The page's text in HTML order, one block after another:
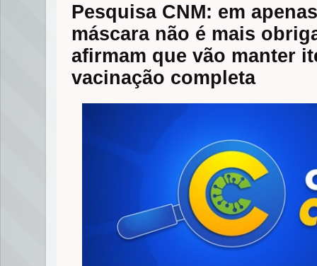
Pesquisa CNM: em
máscara não é mais
afirmam que vão manter
vacinação completa